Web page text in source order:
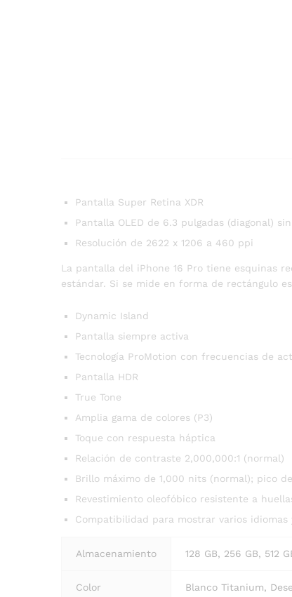
Pantalla Super Retina XDR
Pantalla OLED de 6.3 pulgadas (diagonal)
Resolución de 2622 x 1206 a 460 ppi
La pantalla del iPhone 16 Pro tiene esquinas
estándar. Si se mide en forma de rectángulo
Dynamic Island
Pantalla siempre activa
Tecnología ProMotion con frecuencias de
Pantalla HDR
True Tone
Amplia gama de colores (P3)
Toque con respuesta háptica
Relación de contraste 2,000,000:1 (normal)
Brillo máximo de 1,000 nits (normal); pico
Revestimiento oleofóbico resistente a
Compatibilidad para mostrar varios
Almacenamiento 128 GB, 256 GB, 512
Color Blanco Titanium,